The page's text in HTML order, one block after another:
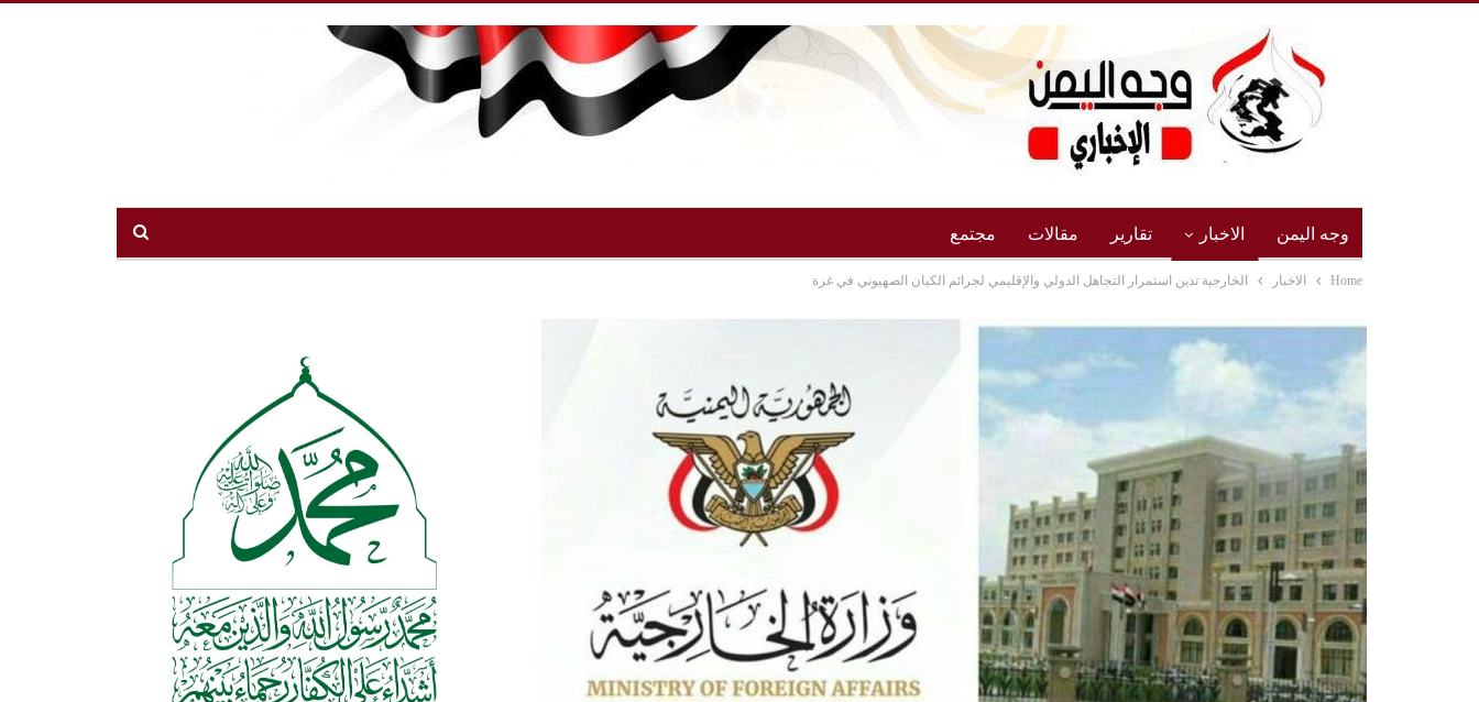
وجه اليمن الاخبار تقارير مقالات مجتمع
Home الاخبار الخارجية تدين استمرار التجاهل الدولي والإقليمي لجرائم الكيان الصهيوني في غزة